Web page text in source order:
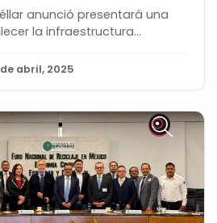
anunció presentará una
la infraestructura...
de abril, 2025